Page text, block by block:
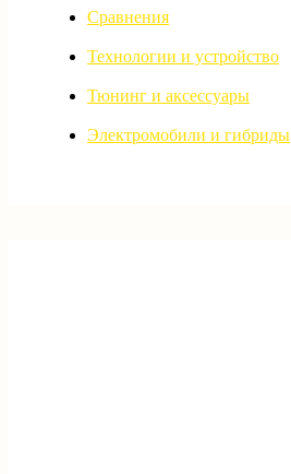
Сравнения
Технологии и устройство
Тюнинг и аксессуары
Электромобили и гибриды